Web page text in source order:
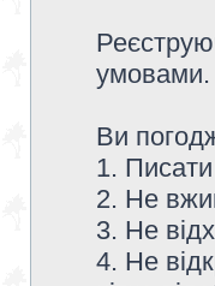
умовами.
Ви
1.
2. Не
3. Не
4. Не